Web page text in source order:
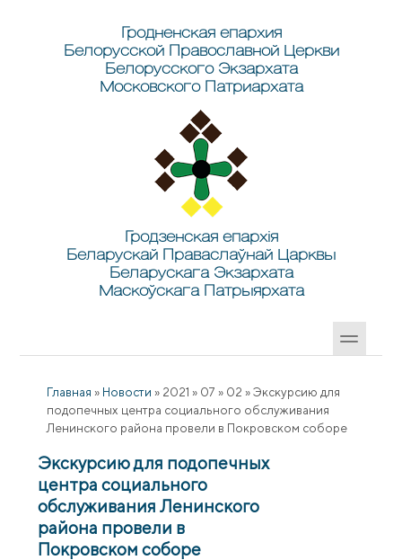
Гродненская епархия
Белорусской Православной Церкви
Белорусского Экзархата
Московского Патриархата
Гродзенская епархія
Беларускай Праваслаўнай Царквы
Беларускага Экзархата
Маскоўскага Патрыярхата
Главная » Новости » 2021 » 07 » 02 » Экскурсию для
подопечных центра социального обслуживания
Ленинского района провели в Покровском соборе
Экскурсию для подопечных
центра социального
обслуживания Ленинского
района провели в
Покровском соборе